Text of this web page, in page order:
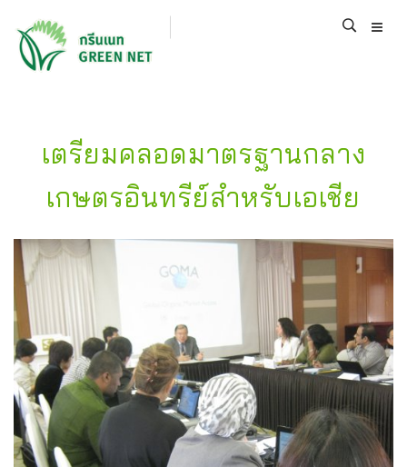
เตรียมคลอดมาตรฐานกลาง
เกษตรอินทรีย์สำหรับเอเชีย